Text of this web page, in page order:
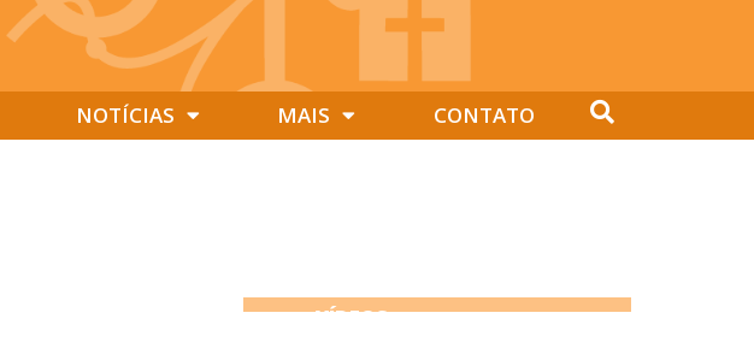
NOTÍCIAS MAIS CONTATO
VÍDEOS